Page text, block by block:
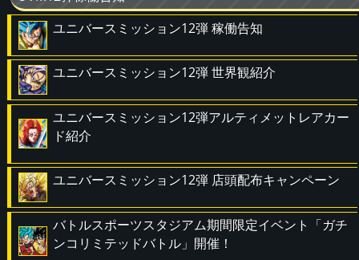
ユニバースミッション12弾 稼働告知
ユニバースミッション12弾 世界観紹介
ユニバースミッション12弾アルティメットレアカー
ド紹介
ユニバースミッション12弾 店頭配布キャンペーン
バトルスポーツスタジアム期間限定イベント「ガチ
ンコリミテッドバトル」開催！